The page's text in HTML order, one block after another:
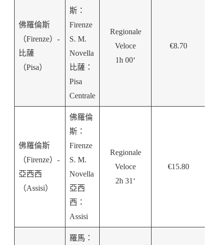
佛羅倫斯
（Firenze）-
比薩
（Pisa）
斯：
Firenze
S. M.
Novella
比薩：
Pisa
Centrale
Regionale
Veloce
1h 00‘
€8.70
佛羅倫斯
（Firenze）-
亞西西
（Assisi）
佛羅倫
斯：
Firenze
S. M.
Novella
亞西
西：
Assisi
Regionale
Veloce
2h 31‘
€15.80
羅馬：